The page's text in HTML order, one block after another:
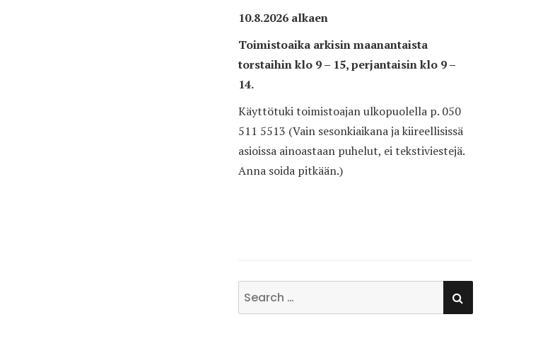
10.8.2026 alkaen
Toimistoaika arkisin maanantaista
torstaihin klo 9 – 15, perjantaisin klo 9 –
14.
Käyttötuki toimistoajan ulkopuolella p. 050
511 5513 (Vain sesonkiaikana ja kiireellisissä
asioissa ainoastaan puhelut, ei tekstiviestejä.
Anna soida pitkään.)
Search
for:
SEARCH